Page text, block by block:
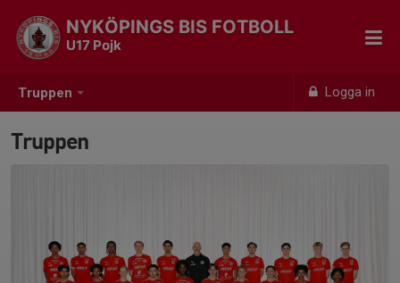
Truppen Logga in
NYKÖPINGS BIS FOTBOLL
U17 Pojk
Truppen